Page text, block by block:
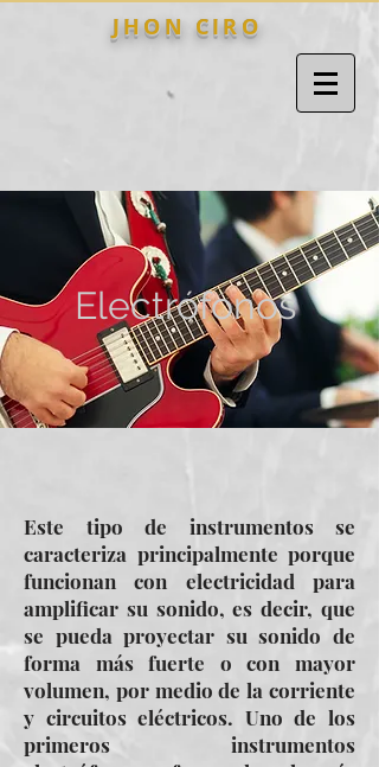
J H O N C I R O
Electrófonos
Este tipo de instrumentos se
caracteriza principalmente porque
funcionan con electricidad para
amplificar su sonido, es decir, que
se pueda proyectar su sonido de
forma más fuerte o con mayor
volumen, por medio de la corriente
y circuitos eléctricos. Uno de los
primeros instrumentos